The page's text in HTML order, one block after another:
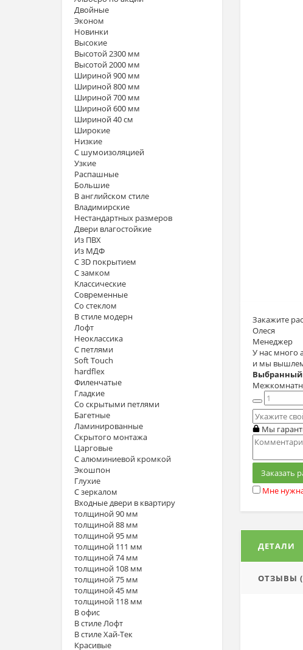
Двойные
Эконом
Новинки
Высокие
Высотой 2300 мм
Высотой 2000 мм
Шириной 900 мм
Шириной 800 мм
Шириной 700 мм
Шириной 600 мм
Шириной 40 см
Широкие
Низкие
С шумоизоляцией
Узкие
Распашные
Большие
В английском стиле
Владимирские
Нестандартных размеров
Двери влагостойкие
Из ПВХ
Из МДФ
С 3D покрытием
С замком
Классические
Современные
Со стеклом
В стиле модерн
Лофт
Неоклассика
С петлями
Soft Touch
hardflex
Филенчатые
Гладкие
Со скрытыми петлями
Багетные
Ламинированные
Скрытого монтажа
Царговые
С алюминиевой кромкой
Экошпон
Глухие
С зеркалом
Входные двери в квартиру
толщиной 90 мм
толщиной 88 мм
толщиной 95 мм
толщиной 111 мм
толщиной 74 мм
толщиной 108 мм
толщиной 75 мм
толщиной 45 мм
толщиной 118 мм
В офис
В стиле Лофт
В стиле Хай-Тек
Красивые
Закажите
Олеся
Менеджер
У нас много
и мы вышлем
Выбранный
Мы
Заказать
Мне
ДЕТАЛИ
ОТЗЫВЫ